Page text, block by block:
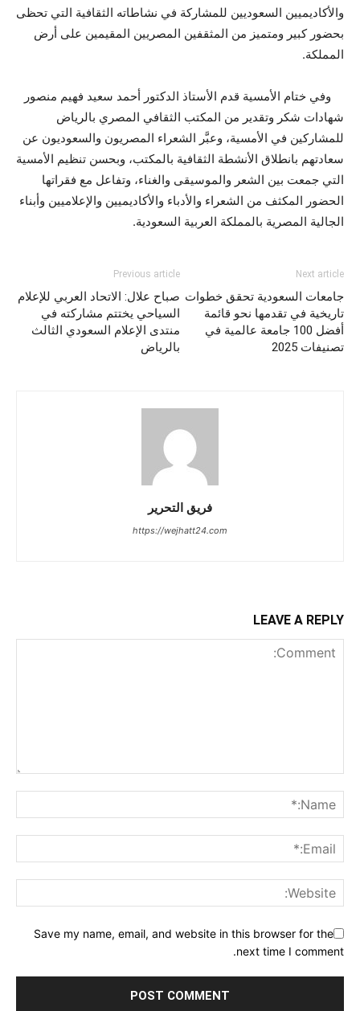
والأكاديميين السعوديين للمشاركة في نشاطاته الثقافية التي تحظى
بحضور كبير ومتميز من المثقفين المصريين المقيمين على أرض
المملكة.
وفي ختام الأمسية قدم الأستاذ الدكتور أحمد سعيد فهيم منصور
شهادات شكر وتقدير من المكتب الثقافي المصري بالرياض
للمشاركين في الأمسية، وعبَّر الشعراء المصريون والسعوديون عن
سعادتهم بانطلاق الأنشطة الثقافية بالمكتب، وبحسن تنظيم الأمسية
التي جمعت بين الشعر والموسيقى والغناء، وتفاعل مع فقراتها
الحضور المكثف من الشعراء والأدباء والأكاديميين والإعلاميين وأبناء
الجالية المصرية بالمملكة العربية السعودية.
Previous article
صباح علال: الاتحاد العربي للإعلام
السياحي يختتم مشاركته في
منتدى الإعلام السعودي الثالث
بالرياض
Next article
جامعات السعودية تحقق خطوات
تاريخية في تقدمها نحو قائمة
أفضل 100 جامعة عالمية في
تصنيفات 2025
فريق التحرير
https://wejhatt24.com
LEAVE A REPLY
Save my name, email, and website in this browser for the
next time I comment.